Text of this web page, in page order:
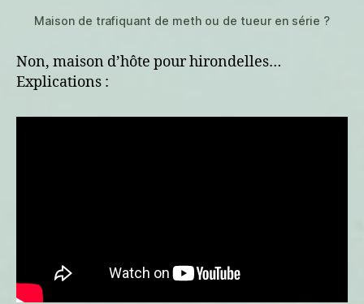
Maison de trafiquant de meth ou de tueur en série ?
Non, maison d’hôte pour hirondelles…
Explications :